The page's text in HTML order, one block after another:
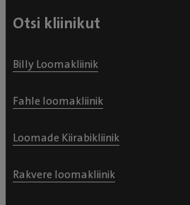
Otsi kliinikut
Billy Loomakliinik
Fahle loomakliinik
Loomade Kiirabikliinik
Rakvere loomakliinik